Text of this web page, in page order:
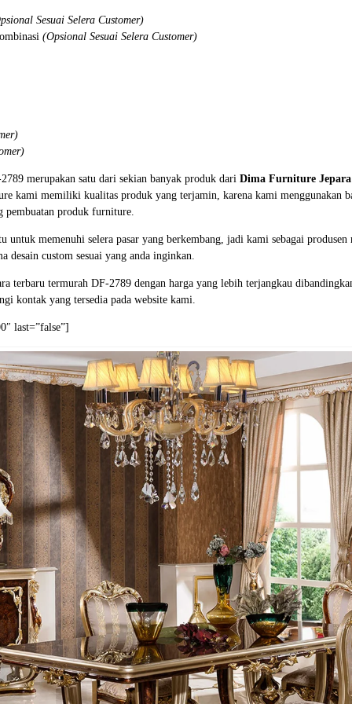
Sesuai Selera Customer)
(Opsional Sesuai Selera Customer)
merupakan satu dari sekian banyak produk dari Dima Furniture
kami memiliki kualitas produk yang terjamin, karena kami menggunakan
pembuatan produk furniture.
untuk memenuhi selera pasar yang berkembang, jadi kami sebagai
custom sesuai yang anda inginkan.
terbaru termurah DF-2789 dengan harga yang lebih terjangkau
kontak yang tersedia pada website kami.
last=”false”]